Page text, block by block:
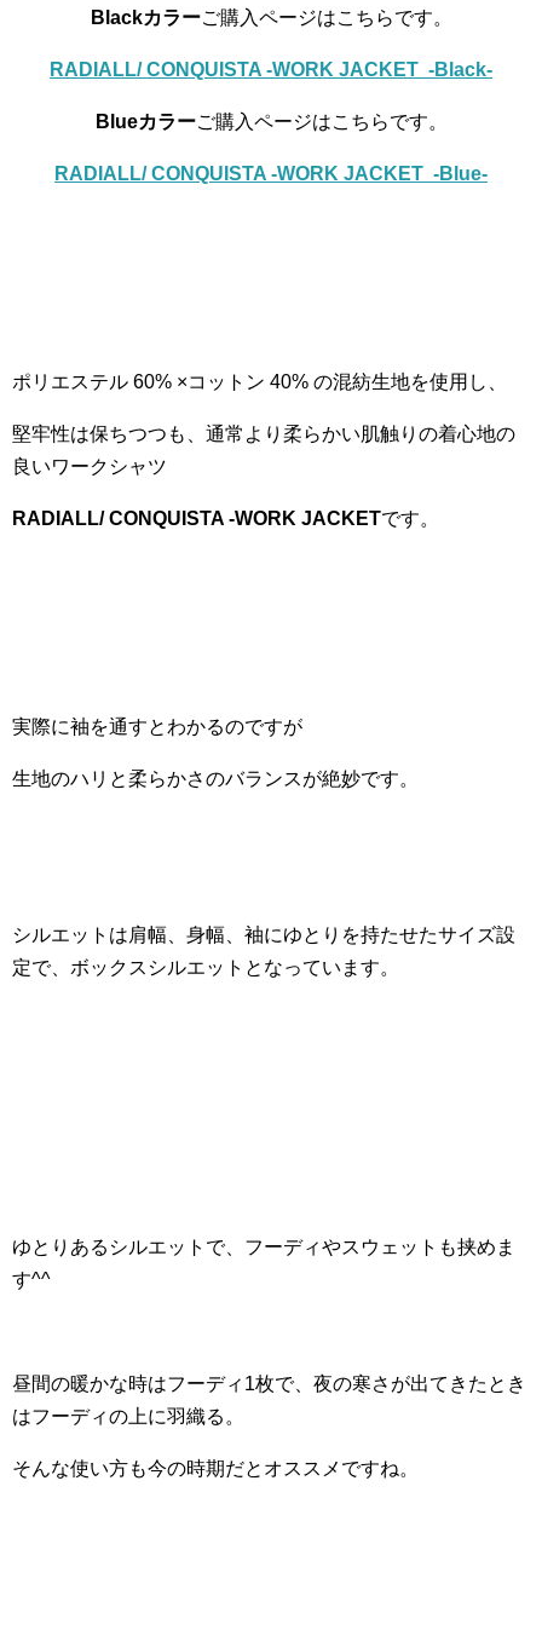
Blackカラーご購入ページはこちらです。
RADIALL/ CONQUISTA -WORK JACKET -Black-
Blueカラーご購入ページはこちらです。
RADIALL/ CONQUISTA -WORK JACKET -Blue-
ポリエステル 60% ×コットン 40% の混紡生地を使用し、
堅牢性は保ちつつも、通常より柔らかい肌触りの着心地の
良いワークシャツ
RADIALL/ CONQUISTA -WORK JACKETです。
実際に袖を通すとわかるのですが
生地のハリと柔らかさのバランスが絶妙です。
シルエットは肩幅、身幅、袖にゆとりを持たせたサイズ設
定で、ボックスシルエットとなっています。
ゆとりあるシルエットで、フーディやスウェットも挟めま
す^^
昼間の暖かな時はフーディ1枚で、夜の寒さが出てきたとき
はフーディの上に羽織る。
そんな使い方も今の時期だとオススメですね。